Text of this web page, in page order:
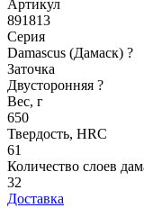
Артикул
891813
Серия
Damascus (Дамаск) ?
Заточка
Двусторонняя ?
Вес, г
650
Твердость, HRC
61
Количество слоев
32
Доставка